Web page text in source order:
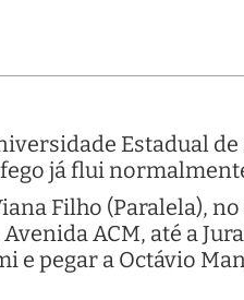
Estadual
já flui
Filho (Paralela),
ACM, até a
e pegar a Octávio